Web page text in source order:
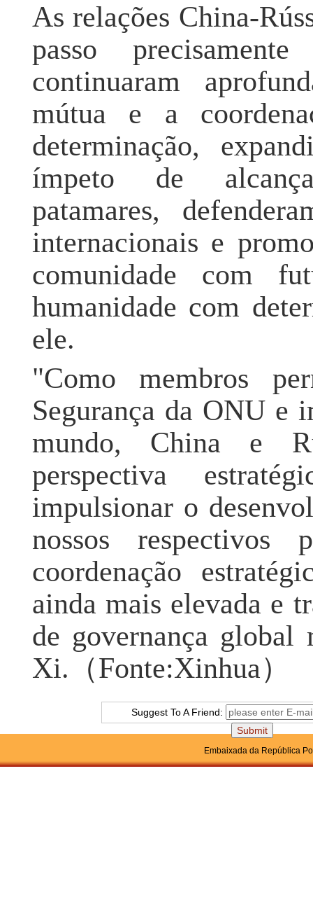
As relações China-
passo
continuaram
mútua e a
determinação,
ímpeto de
patamares,
internacionais e
comunidade com
humanidade com
ele.
"Como membros
Segurança da ONU e
mundo, China e
perspectiva
impulsionar o
nossos
coordenação
ainda mais elevada e
de governança global
Xi. （Fonte:Xinhua）
Suggest To A Friend:
Embaixada da República